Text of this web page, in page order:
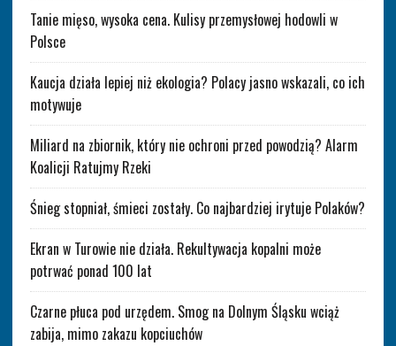
Tanie mięso, wysoka cena. Kulisy przemysłowej hodowli w
Polsce
Kaucja działa lepiej niż ekologia? Polacy jasno wskazali, co ich
motywuje
Miliard na zbiornik, który nie ochroni przed powodzią? Alarm
Koalicji Ratujmy Rzeki
Śnieg stopniał, śmieci zostały. Co najbardziej irytuje Polaków?
Ekran w Turowie nie działa. Rekultywacja kopalni może
potrwać ponad 100 lat
Czarne płuca pod urzędem. Smog na Dolnym Śląsku wciąż
zabija, mimo zakazu kopciuchów